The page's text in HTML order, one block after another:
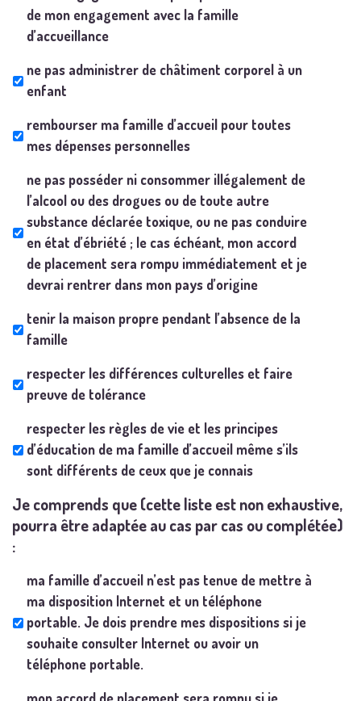
de mon engagement avec la famille
d’accueillance
ne pas administrer de châtiment corporel à un
enfant
rembourser ma famille d’accueil pour toutes
mes dépenses personnelles
ne pas posséder ni consommer illégalement de
l’alcool ou des drogues ou de toute autre
substance déclarée toxique, ou ne pas conduire
en état d’ébriété ; le cas échéant, mon accord
de placement sera rompu immédiatement et je
devrai rentrer dans mon pays d’origine
tenir la maison propre pendant l’absence de la
famille
respecter les différences culturelles et faire
preuve de tolérance
respecter les règles de vie et les principes
d’éducation de ma famille d’accueil même s’ils
sont différents de ceux que je connais
Je comprends que (cette liste est non exhaustive,
pourra être adaptée au cas par cas ou complétée)
:
ma famille d’accueil n’est pas tenue de mettre à
ma disposition Internet et un téléphone
portable. Je dois prendre mes dispositions si je
souhaite consulter Internet ou avoir un
téléphone portable.
mon accord de placement sera rompu si je